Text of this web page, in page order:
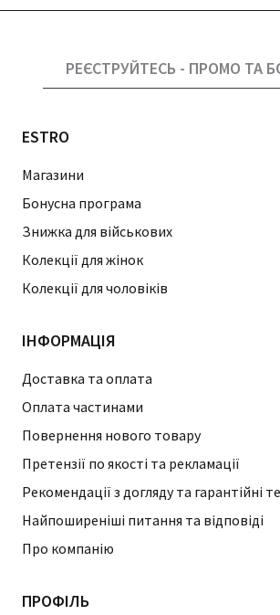
РЕЄСТРУЙТЕСЬ - ПРОМО ТА
ESTRO
Магазини
Бонусна програма
Знижка для військових
Колекції для жінок
Колекції для чоловіків
ІНФОРМАЦІЯ
Доставка та оплата
Оплата частинами
Повернення нового товару
Претензії по якості та рекламації
Рекомендації з догляду та гарантійні
Найпоширеніші питання та відповіді
Про компанію
ПРОФІЛЬ